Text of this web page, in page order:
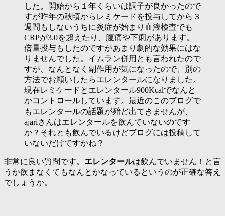
した。開始から１年くらいは調子が良かったので
すが昨年の秋頃からレミケードを投与してから３
週間もしないうちに炎症が始まり血液検査でも
CRPが3.0を超えたり、腹痛や下痢があります。
倍量投与もしたのですがあまり劇的な効果にはな
りませんでした。イムラン併用とも言われたので
すが、なんとなく副作用が気になったので、別の
方法でお願いしたらエレンタールになりました。
現在レミケードとエレンタール900Kcalでなんと
かコントロールしています。最近のこのブログで
もエレンタールの話題が殆ど出てきませんが、
ajariさんはエレンタールを飲んでいないのです
か？それとも飲んでいるけどブログには投稿して
いないだけですかね？
非常に良い質問です。 エレンタールは飲んでいません！と言
うか飲まなくてもなんとかなっているというのが正確な答え
でしょうか。